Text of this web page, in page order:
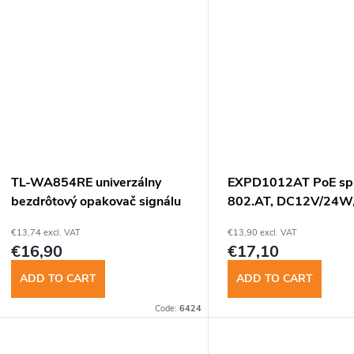
TL-WA854RE univerzálny
bezdrôtový opakovač signálu
€13,74 excl. VAT
€16,90
ADD TO CART
Code:6424
EXPD1012AT PoE
802.AT, DC12V/
€13,90 excl. VAT
€17,10
ADD TO CART